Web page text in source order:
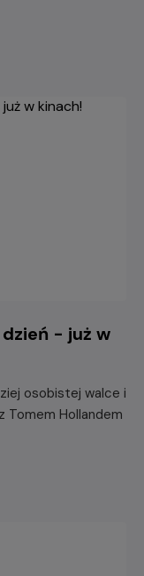
- już w
osobistej walce i
Tomem Hollandem